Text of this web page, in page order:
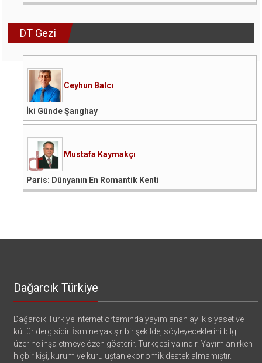
DT Gezi
Ceyhun Balcı
İki Günde Şanghay
Mustafa Kaymakçı
Paris: Dünyanın En Romantik Kenti
Dağarcık Türkiye
Dağarcık Türkiye internet ortamında yayımlanan aylık siyaset ve
kültür dergisidir. İsmine yakışır bir şekilde, söyleyeceklerini bilgi
üzerine inşa etmeye özen gösterir. Türkçesi yalındır. Yayımlanırken
hiçbir kişi, kurum ve kuruluştan ekonomik destek almamıştır.